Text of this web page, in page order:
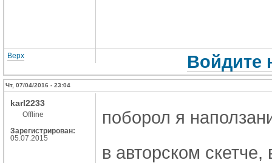
Верх Войдите
Чт, 07/04/2016 - 23:04
karl2233
Offline
Зарегистрирован:
05.07.2015
поборол я
в авторском